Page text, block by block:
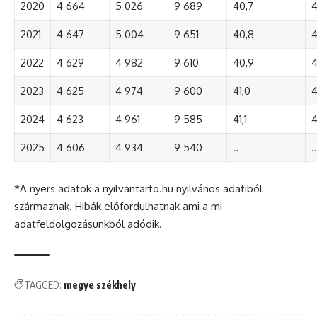
2020 4 664 5 026 9 689 40,7
2021 4 647 5 004 9 651 40,8
2022 4 629 4 982 9 610 40,9
2023 4 625 4 974 9 600 41,0
2024 4 623 4 961 9 585 41,1
2025 4 606 4 934 9 540 .. ..
*A nyers adatok a nyilvantarto.hu nyilvános adatiból
származnak. Hibák előfordulhatnak ami a mi
adatfeldolgozásunkból adódik.
TAGGED: megye székhely